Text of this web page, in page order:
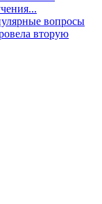
вопросы
вторую